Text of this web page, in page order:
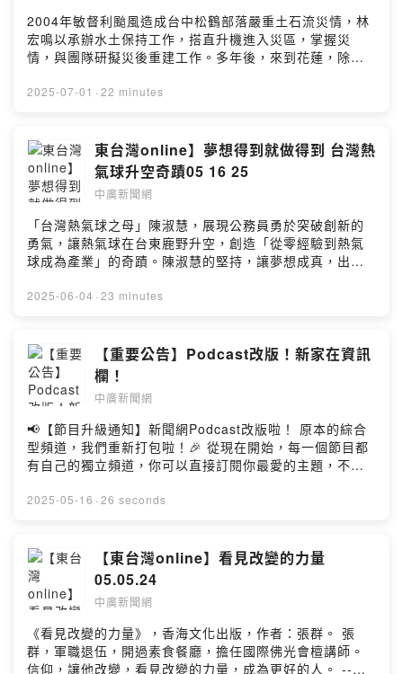
2004年敏督利颱風造成台中松鶴部落嚴重土石流災情，林
宏鳴以承辦水土保持工作，搭直升機進入災區，掌握災
情，與團隊研擬災後重建工作。多年後，來到花蓮，除了
長輩共老共好。一起聆聽，水保專家林宏鳴30年的水保故
SoundOn
2025-07-01 · 22 minutes
東台灣online】夢想得到就做得到 台灣熱
氣球升空奇蹟05 16 25
中廣新聞網
「台灣熱氣球之母」陳淑慧，展現公務員勇於突破創新的
勇氣，讓熱氣球在台東鹿野升空，創造「從零經驗到熱氣
球成為產業」的奇蹟。陳淑慧的堅持，讓夢想成真，出書
不只是熱氣球的故事，還有如何當好一位公務員，夢想化
2025-06-04 · 23 minutes
【重要公告】Podcast改版！新家在資訊
欄！
中廣新聞網
📢【節目升級通知】新聞網Podcast改版啦！ 原本的綜合
型頻道，我們重新打包啦！🎉 從現在開始，每一個節目都
有自己的獨立頻道，你可以直接訂閱你最愛的主題，不再
主題更聚焦 - 快點擊你喜歡的節目！追蹤訂閱！五星好評
屬Podcast頻道囉！訂閱起來每日新聞不漏聽👉
https://ppt.cc/frVbTx 📰訂閱《中廣新聞宴》Podcast！
新聞大餐隨時開吃👉https://ppt.cc/fEVqMx 🎤《千秋萬
事》有自己的Podcast啦！犀利評論快訂閱👉
https://ppt.cc/flItox 🕰同學們集合！《歷史易起SHOW》
有自己的Podcast囉👉https://ppt.cc/fWcKAx 🎬好電影不
錯過《電一下就上影》繼續幫你充電👉
2025-05-16 · 26 seconds
【東台灣online】看見改變的力量
05.05.24
中廣新聞網
《看見改變的力量》，香海文化出版，作者：張群。 張
群，軍職退伍，開過素食餐廳，擔任國際佛光會檀講師。
信仰，讓他改變，看見改變的力量，成為更好的人。 --